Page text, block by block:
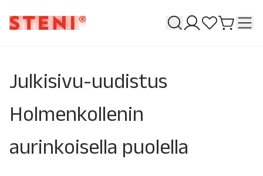
Haku
Omat sivuni
Suosikkeja
Siirry
Julkisivu-uudistus
Holmenkollenin
aurinkoisella puolella